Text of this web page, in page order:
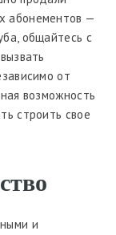
абонементов —
общайтесь с
от
возможность
строить свое
и